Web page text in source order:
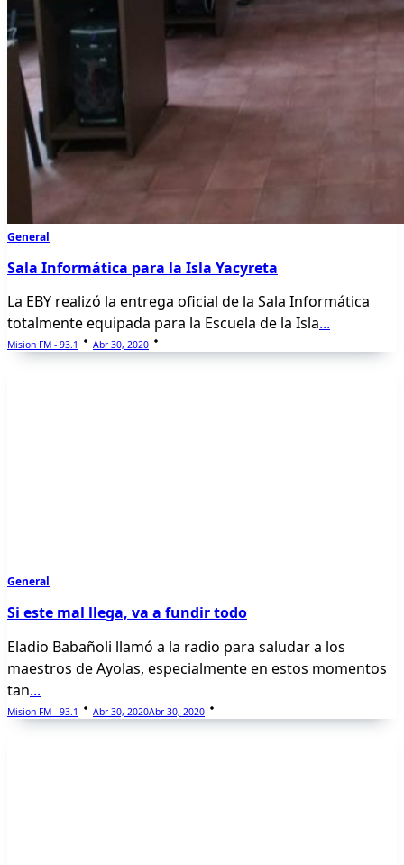
General
Sala Informática para la Isla Yacyreta
La EBY realizó la entrega oficial de la Sala Informática
totalmente equipada para la Escuela de la Isla...
Mision FM - 93.1 Abr 30, 2020
General
Si este mal llega, va a fundir todo
Eladio Babañoli llamó a la radio para saludar a los
maestros de Ayolas, especialmente en estos momentos
tan...
Mision FM - 93.1 Abr 30, 2020Abr 30, 2020